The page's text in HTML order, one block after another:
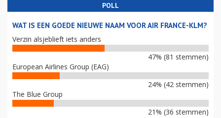
POLL
WAT IS EEN GOEDE NIEUWE NAAM VOOR AIR FRANCE-KLM?
Verzin alsjeblieft iets anders
47% (81 stemmen)
European Airlines Group (EAG)
24% (42 stemmen)
The Blue Group
21% (36 stemmen)